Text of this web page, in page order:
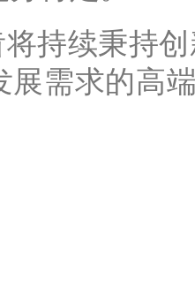
持续秉持
展需求的高